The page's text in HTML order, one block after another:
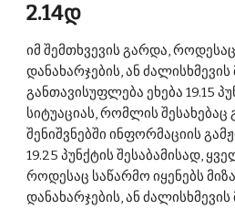
2.14დ
იმ შემთხვევის გარდა,
დანახარჯების, ან ძალისხმევის
განთავისუფლება ეხება 19.15
სიტუაციას, რომლის შესახებაც
შენიშვნებში ინფორმაციის
19.25 პუნქტის შესაბამისად,
როდესაც საწარმო იყენებს
დანახარჯების, ან ძალისხმევის